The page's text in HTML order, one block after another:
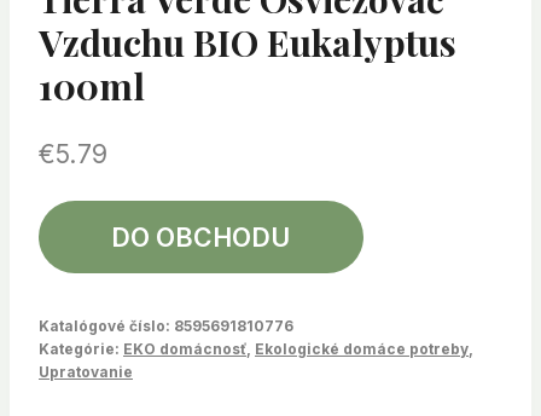
Vzduchu BIO Eukalyptus
100ml
€5.79
DO OBCHODU
Katalógové číslo: 8595691810776
Kategórie: EKO domácnosť Ekologické domáce potreby
Upratovanie